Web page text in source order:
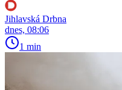
Jihlavská Drbna
dnes, 08:06
1 min